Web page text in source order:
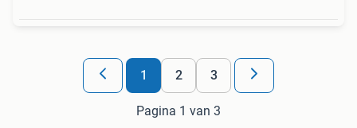
1 2 3
Pagina 1 van 3